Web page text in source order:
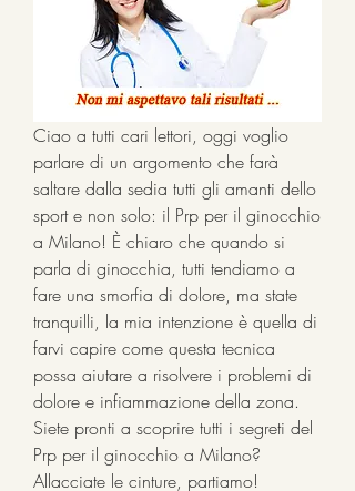
Ciao a tutti cari lettori, oggi voglio
parlare di un argomento che farà
saltare dalla sedia tutti gli amanti dello
sport e non solo: il Prp per il ginocchio
a Milano! È chiaro che quando si
parla di ginocchia, tutti tendiamo a
fare una smorfia di dolore, ma state
tranquilli, la mia intenzione è quella di
farvi capire come questa tecnica
possa aiutare a risolvere i problemi di
dolore e infiammazione della zona.
Siete pronti a scoprire tutti i segreti del
Prp per il ginocchio a Milano?
Allacciate le cinture, partiamo!